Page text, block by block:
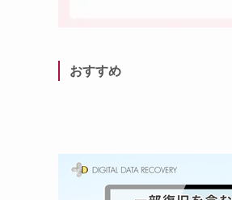
おすすめ